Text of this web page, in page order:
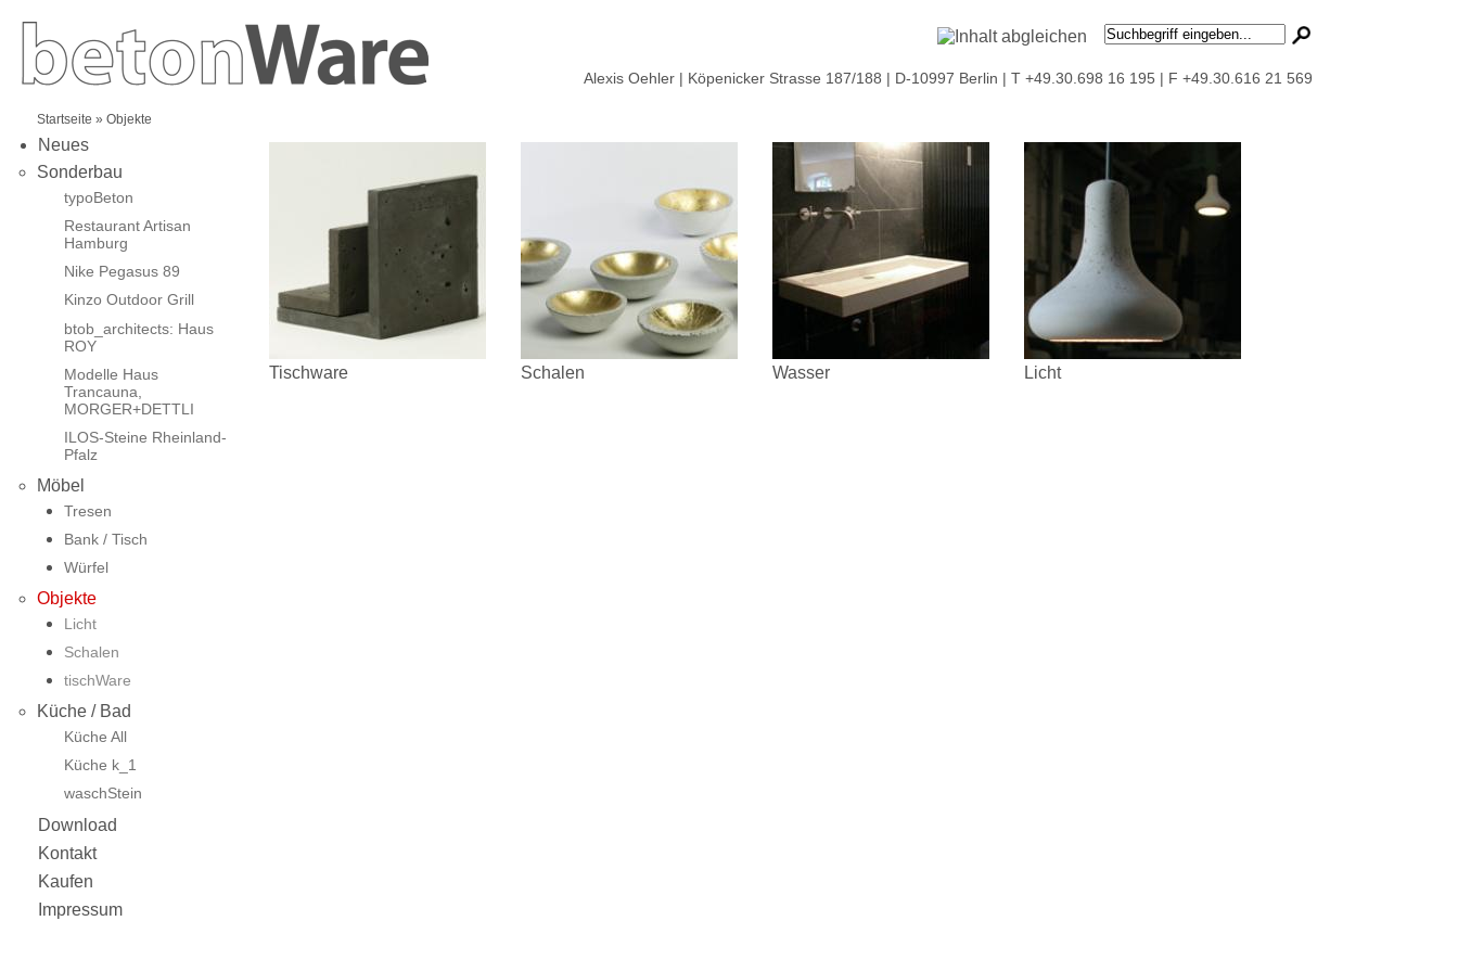
Alexis Oehler | Köpenicker Strasse 187/188 | D-10997 Berlin | T +49.30.698 16 195 | F +49.30.616 21 569
Startseite » Objekte
Neues
Sonderbau
typoBeton
Restaurant Artisan
Hamburg
Nike Pegasus 89
Kinzo Outdoor Grill
btob_architects: Haus
ROY
Modelle Haus
Trancauna,
MORGER+DETTLI
ILOS-Steine Rheinland-
Pfalz
Möbel
Tresen
Bank / Tisch
Würfel
Objekte
Licht
Schalen
tischWare
Küche / Bad
Küche All
Küche k_1
waschStein
Download
Kontakt
Kaufen
Impressum
Tischware Schalen Wasser Licht